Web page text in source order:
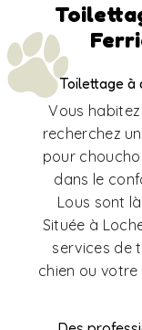
Toilettage à
Vous
recherchez
pour
dans le
Lous sont
Située à
services de
chien ou